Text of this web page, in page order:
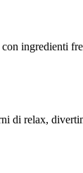
ingredienti
relax,